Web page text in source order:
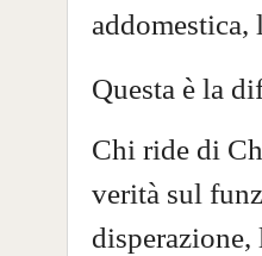
Questa è la
Chi ride di
verità sul